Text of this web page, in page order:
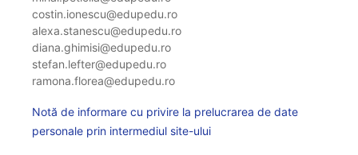
costin.ionescu@edupedu.ro
alexa.stanescu@edupedu.ro
diana.ghimisi@edupedu.ro
stefan.lefter@edupedu.ro
ramona.florea@edupedu.ro
Notă de informare cu privire la prelucrarea de date
personale prin intermediul site-ului